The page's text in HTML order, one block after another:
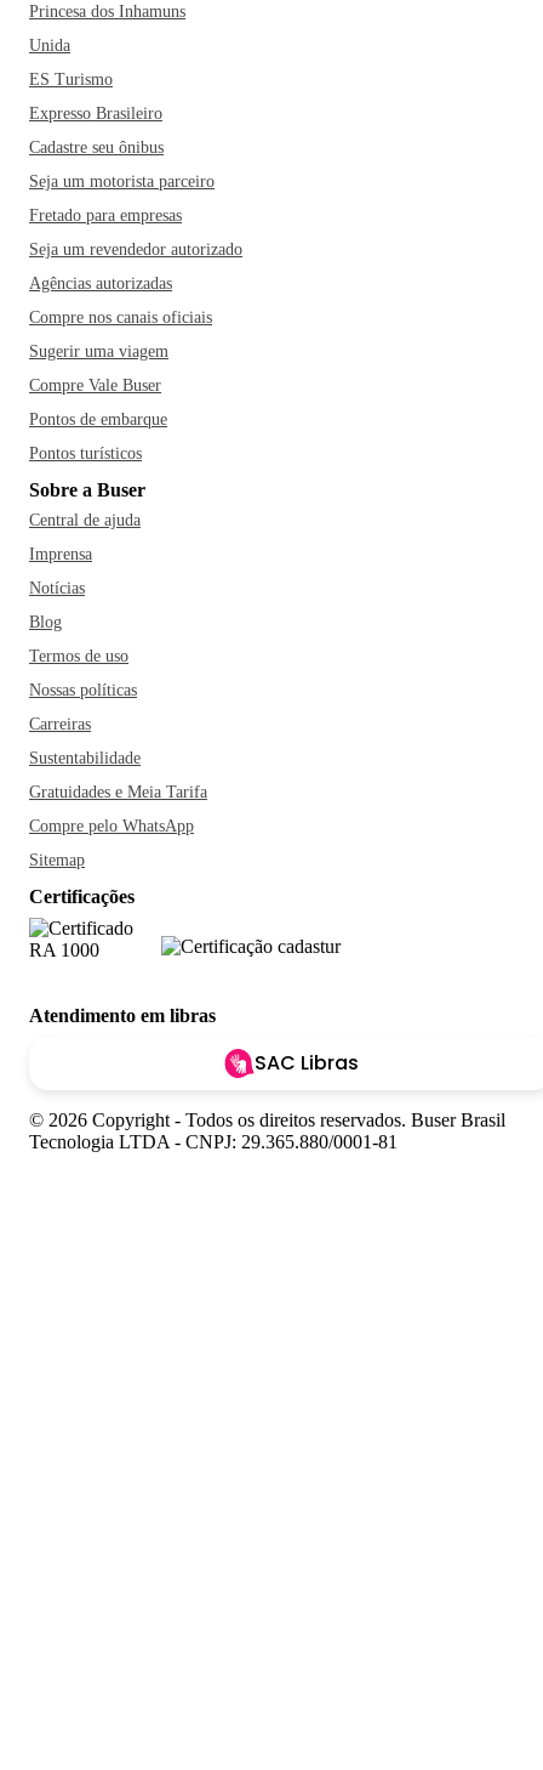
Princesa dos Inhamuns
Unida
ES Turismo
Expresso Brasileiro
Cadastre seu ônibus
Seja um motorista parceiro
Fretado para empresas
Seja um revendedor autorizado
Agências autorizadas
Compre nos canais oficiais
Sugerir uma viagem
Compre Vale Buser
Pontos de embarque
Pontos turísticos
Sobre a Buser
Central de ajuda
Imprensa
Notícias
Blog
Termos de uso
Nossas políticas
Carreiras
Sustentabilidade
Gratuidades e Meia Tarifa
Compre pelo WhatsApp
Sitemap
Certificações
Atendimento em libras
SAC Libras
© 2026 Copyright - Todos os direitos reservados. Buser Brasil
Tecnologia LTDA - CNPJ: 29.365.880/0001-81